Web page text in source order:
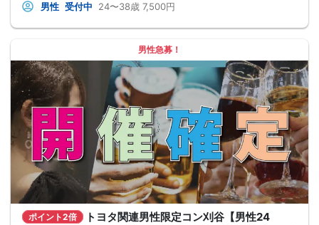
男性 受付中 24〜38歳 7,500円
男性急募！
ポイント2倍
トヨタ関連男性限定コン刈谷【男性24